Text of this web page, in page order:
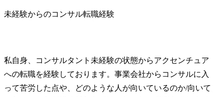
未経験からのコンサル転職経験
私自身、コンサルタント未経験の状態からアクセンチュア
への転職を経験しております。事業会社からコンサルに入
って苦労した点や、どのような人が向いているのか/向いて